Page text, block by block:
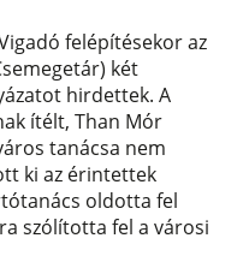
felépítésekor az
két
hirdettek. A
ítélt, Than Mór
tanácsa nem
ki az érintettek
oldotta fel
szólította fel a városi